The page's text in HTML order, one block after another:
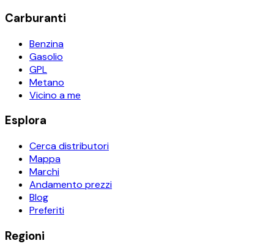
Carburanti
Benzina
Gasolio
GPL
Metano
Vicino a me
Esplora
Cerca distributori
Mappa
Marchi
Andamento prezzi
Blog
Preferiti
Regioni